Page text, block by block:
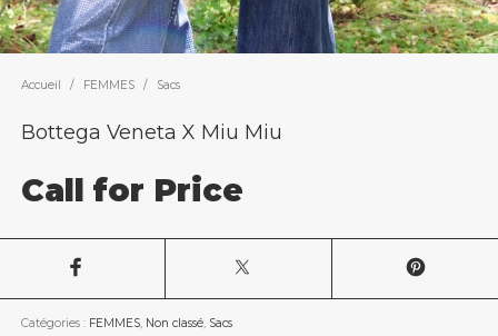
Accueil / FEMMES / Sacs
Bottega Veneta X Miu Miu
Call for Price
Catégories : FEMMES, Non classé, Sacs